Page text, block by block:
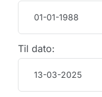
Til dato: